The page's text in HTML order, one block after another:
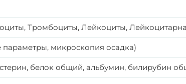
Тромбоциты, Лейкоциты,
микроскопия осадка)
белок общий, альбумин, билирубин